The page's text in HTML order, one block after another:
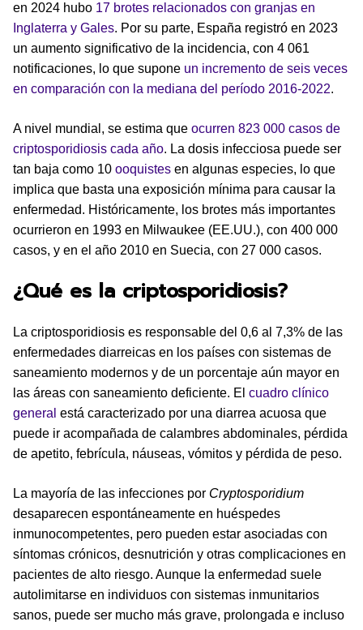
en 2024 hubo 17 brotes relacionados con granjas en
Inglaterra y Gales. Por su parte, España registró en 2023
un aumento significativo de la incidencia, con 4 061
notificaciones, lo que supone un incremento de seis veces
en comparación con la mediana del período 2016-2022.
A nivel mundial, se estima que ocurren 823 000 casos de
criptosporidiosis cada año. La dosis infecciosa puede ser
tan baja como 10 ooquistes en algunas especies, lo que
implica que basta una exposición mínima para causar la
enfermedad. Históricamente, los brotes más importantes
ocurrieron en 1993 en Milwaukee (EE.UU.), con 400 000
casos, y en el año 2010 en Suecia, con 27 000 casos.
¿Qué es la criptosporidiosis?
La criptosporidiosis es responsable del 0,6 al 7,3% de las
enfermedades diarreicas en los países con sistemas de
saneamiento modernos y de un porcentaje aún mayor en
las áreas con saneamiento deficiente. El cuadro clínico
general está caracterizado por una diarrea acuosa que
puede ir acompañada de calambres abdominales, pérdida
de apetito, febrícula, náuseas, vómitos y pérdida de peso.
La mayoría de las infecciones por Cryptosporidium
desaparecen espontáneamente en huéspedes
inmunocompetentes, pero pueden estar asociadas con
síntomas crónicos, desnutrición y otras complicaciones en
pacientes de alto riesgo. Aunque la enfermedad suele
autolimitarse en individuos con sistemas inmunitarios
sanos, puede ser mucho más grave, prolongada e incluso